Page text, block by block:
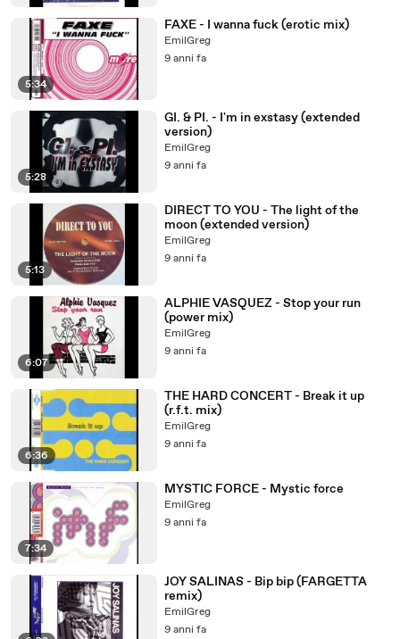
5:34
FAXE - I wanna fuck (erotic mix)
EmilGreg
9 anni fa
5:28
GI. & PI. - I'm in exstasy (extended
version)
EmilGreg
9 anni fa
5:13
DIRECT TO YOU - The light of the
moon (extended version)
EmilGreg
9 anni fa
6:07
ALPHIE VASQUEZ - Stop your run
(power mix)
EmilGreg
9 anni fa
6:36
THE HARD CONCERT - Break it up
(r.f.t. mix)
EmilGreg
9 anni fa
7:34
MYSTIC FORCE - Mystic force
EmilGreg
9 anni fa
JOY SALINAS - Bip bip (FARGETTA
remix)
EmilGreg
9 anni fa